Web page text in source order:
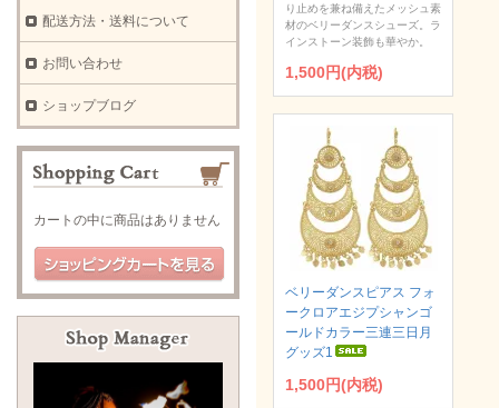
り止めを兼ね備えたメッシュ素
材のベリーダンスシューズ。ラ
インストーン装飾も華やか。
1,500円(内税)
ベリーダンスピアス フォ
ークロアエジプシャンゴ
ールドカラー三連三日月
グッズ1
1,500円(内税)
配送方法・送料について
お問い合わせ
ショップブログ
カートの中に商品はありません